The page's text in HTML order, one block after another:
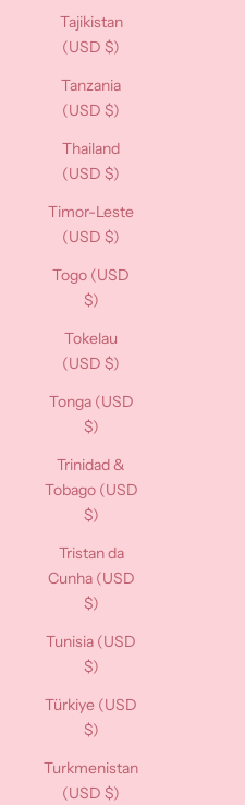
Tajikistan
(USD $)
Tanzania
(USD $)
Thailand
(USD $)
Timor-Leste
(USD $)
Togo (USD
$)
Tokelau
(USD $)
Tonga (USD
$)
Trinidad &
Tobago (USD
$)
Tristan da
Cunha (USD
$)
Tunisia (USD
$)
Türkiye (USD
$)
Turkmenistan
(USD $)